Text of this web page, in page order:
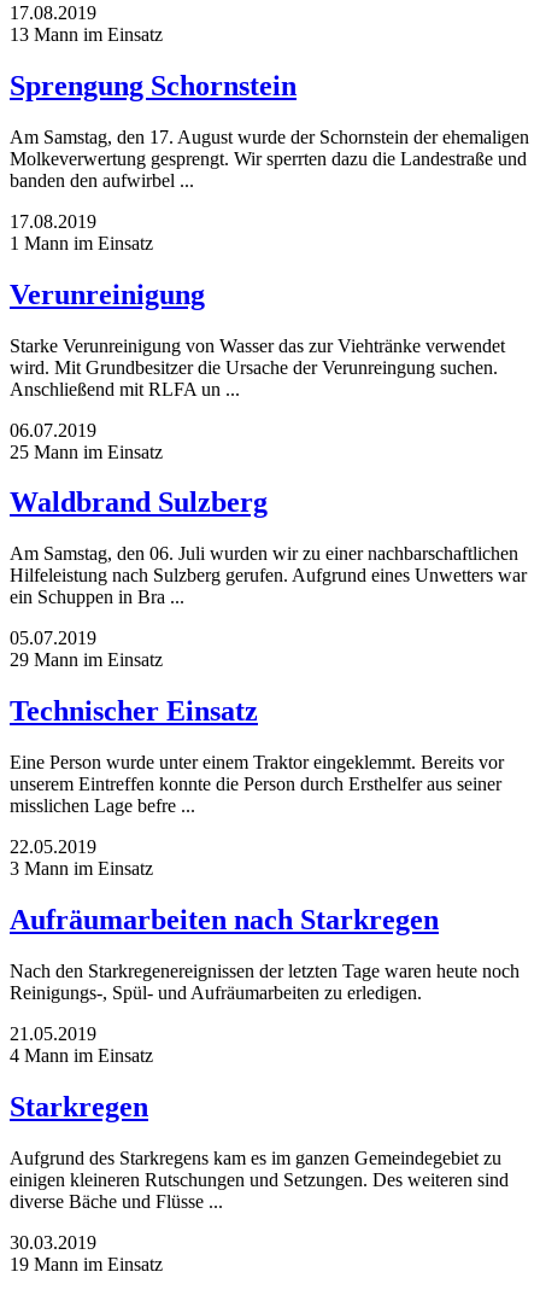
17.08.2019
13 Mann im Einsatz
Sprengung Schornstein
Am Samstag, den 17. August wurde der Schornstein der ehemaligen
Molkeverwertung gesprengt. Wir sperrten dazu die Landestraße und
banden den aufwirbel ...
17.08.2019
1 Mann im Einsatz
Verunreinigung
Starke Verunreinigung von Wasser das zur Viehtränke verwendet
wird. Mit Grundbesitzer die Ursache der Verunreingung suchen.
Anschließend mit RLFA un ...
06.07.2019
25 Mann im Einsatz
Waldbrand Sulzberg
Am Samstag, den 06. Juli wurden wir zu einer nachbarschaftlichen
Hilfeleistung nach Sulzberg gerufen. Aufgrund eines Unwetters war
ein Schuppen in Bra ...
05.07.2019
29 Mann im Einsatz
Technischer Einsatz
Eine Person wurde unter einem Traktor eingeklemmt. Bereits vor
unserem Eintreffen konnte die Person durch Ersthelfer aus seiner
misslichen Lage befre ...
22.05.2019
3 Mann im Einsatz
Aufräumarbeiten nach Starkregen
Nach den Starkregenereignissen der letzten Tage waren heute noch
Reinigungs-, Spül- und Aufräumarbeiten zu erledigen.
21.05.2019
4 Mann im Einsatz
Starkregen
Aufgrund des Starkregens kam es im ganzen Gemeindegebiet zu
einigen kleineren Rutschungen und Setzungen. Des weiteren sind
diverse Bäche und Flüsse ...
30.03.2019
19 Mann im Einsatz